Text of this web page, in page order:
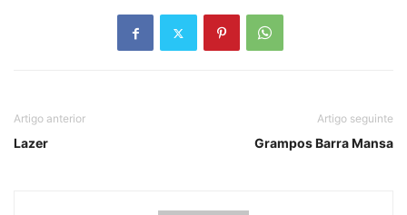
Artigo anterior
Lazer
Artigo seguinte
Grampos Barra Mansa